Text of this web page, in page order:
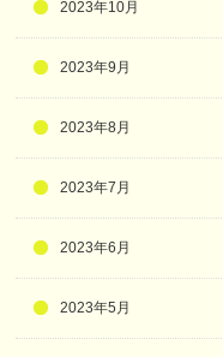
2023年10月
2023年9月
2023年8月
2023年7月
2023年6月
2023年5月